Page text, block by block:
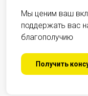
и подростковой
уход из дома,
Мы ценим ваш
поддержать вас
благополучию
Получить